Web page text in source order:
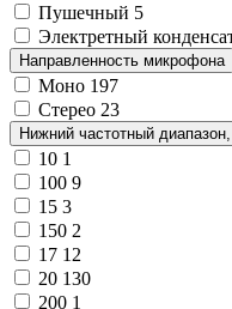
Пушечный 5
Электретный
Направленность микрофона
Моно 197
Стерео 23
Нижний частотный
10 1
100 9
15 3
150 2
17 12
20 130
200 1